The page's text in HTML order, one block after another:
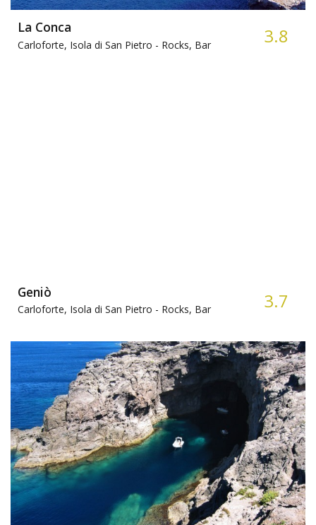
La Conca
Carloforte, Isola di San Pietro - Rocks, Bar 3.8
Geniò
Carloforte, Isola di San Pietro - Rocks, Bar 3.7